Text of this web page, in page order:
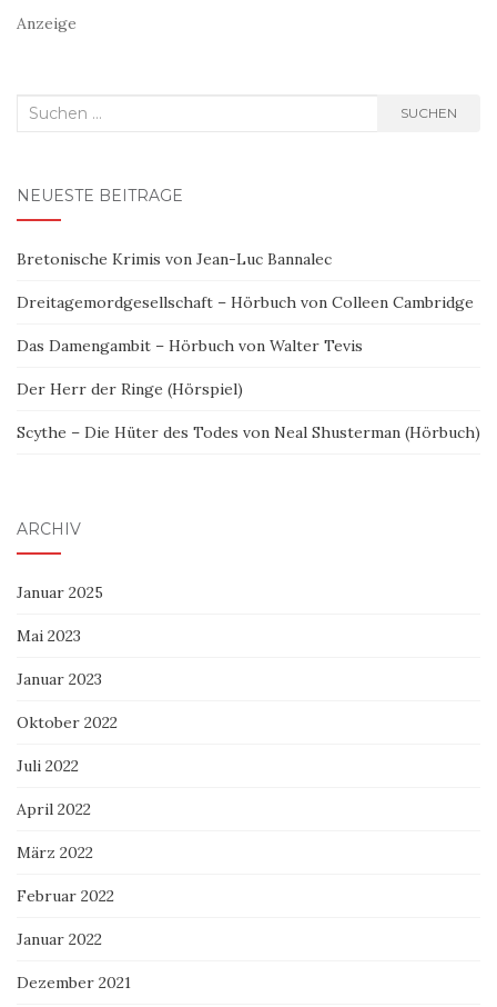
Anzeige
Suchen
SUCHEN
NEUESTE BEITRÄGE
Bretonische Krimis von Jean-Luc Bannalec
Dreitagemordgesellschaft – Hörbuch von Colleen Cambridge
Das Damengambit – Hörbuch von Walter Tevis
Der Herr der Ringe (Hörspiel)
Scythe – Die Hüter des Todes von Neal Shusterman (Hörbuch)
ARCHIV
Januar 2025
Mai 2023
Januar 2023
Oktober 2022
Juli 2022
April 2022
März 2022
Februar 2022
Januar 2022
Dezember 2021